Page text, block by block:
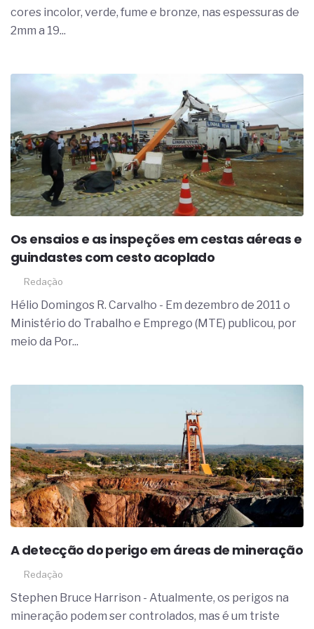
cores incolor, verde, fume e bronze, nas espessuras de
2mm a 19...
Os ensaios e as inspeções em cestas aéreas e
guindastes com cesto acoplado
Redação
Hélio Domingos R. Carvalho - Em dezembro de 2011 o
Ministério do Trabalho e Emprego (MTE) publicou, por
meio da Por...
A detecção do perigo em áreas de mineração
Redação
Stephen Bruce Harrison - Atualmente, os perigos na
mineração podem ser controlados, mas é um triste